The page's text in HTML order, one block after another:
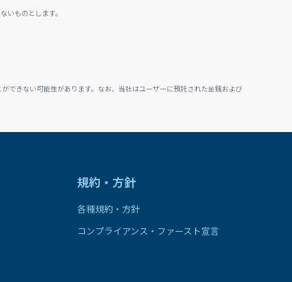
いものとします。
できない可能性があります。なお、当社はユーザーに預託された金銭および
規約・方針
各種規約・方針
コンプライアンス・ファースト宣言